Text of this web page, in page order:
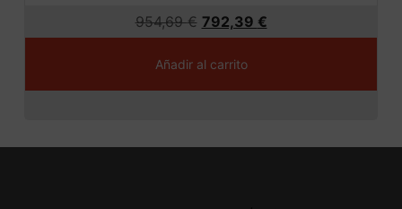
954,69€ 792,39 €
Añadir al carrito